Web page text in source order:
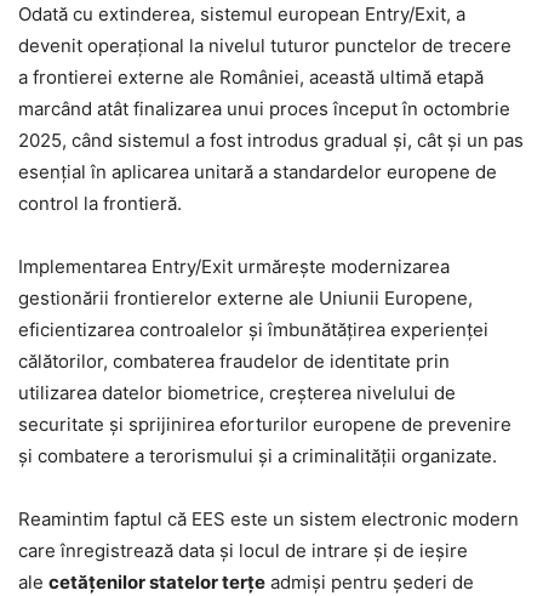
Odată cu extinderea, sistemul european Entry/Exit, a
devenit operațional la nivelul tuturor punctelor de trecere
a frontierei externe ale României, această ultimă etapă
marcând atât finalizarea unui proces început în octombrie
2025, când sistemul a fost introdus gradual și, cât și un pas
esențial în aplicarea unitară a standardelor europene de
control la frontieră.
Implementarea Entry/Exit urmărește modernizarea
gestionării frontierelor externe ale Uniunii Europene,
eficientizarea controalelor și îmbunătățirea experienței
călătorilor, combaterea fraudelor de identitate prin
utilizarea datelor biometrice, creșterea nivelului de
securitate și sprijinirea eforturilor europene de prevenire
și combatere a terorismului și a criminalității organizate.
Reamintim faptul că EES este un sistem electronic modern
care înregistrează data și locul de intrare și de ieșire
ale cetățenilor statelor terțe admiși pentru șederi de